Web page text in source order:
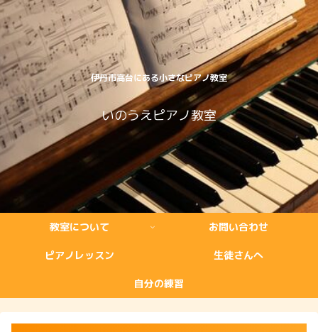
伊丹市高台にある小さなピアノ教室
いのうえピアノ教室
教室について お問い合わせ
ピアノレッスン 生徒さんへ
自分の練習